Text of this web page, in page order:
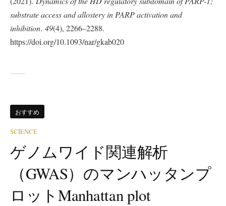
substrate access and allostery in PARP activation and
inhibition. 49(4), 2266–2288.
https://doi.org/10.1093/nar/gkab020
おすすめ
SCIENCE
ゲノムワイド関連解析
（GWAS）のマンハッタンプ
ロットManhattan plot